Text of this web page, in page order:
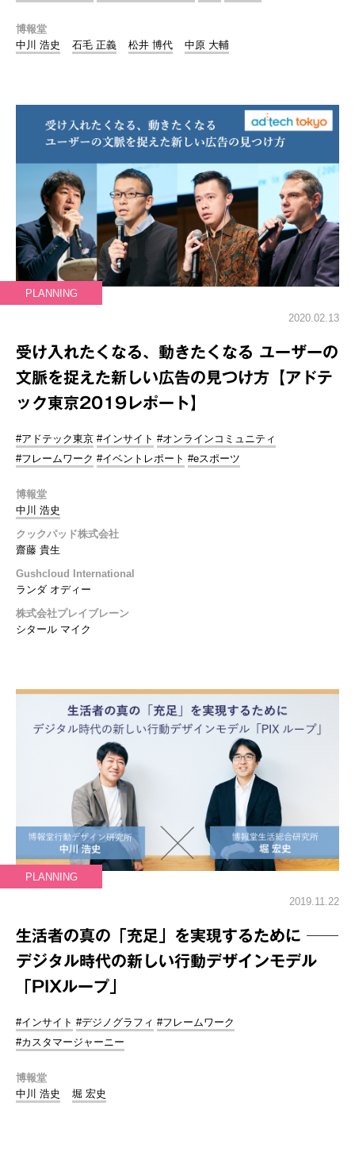
博報堂
中川 浩史
石毛 正義 松井 博代 中原 大輔
PLANNING
2020.02.13
受け入れたくなる、動きたくなる ユーザーの
文脈を捉えた新しい広告の見つけ方【アドテ
ック東京2019レポート】
#アドテック東京 #インサイト #オンラインコミュニティ
#フレームワーク #イベントレポート #eスポーツ
博報堂
中川 浩史
クックパッド株式会社
齋藤 貴生
Gushcloud International
ランダ オディー
株式会社プレイブレーン
シタール マイク
PLANNING
2019.11.22
生活者の真の「充足」を実現するために ──
デジタル時代の新しい行動デザインモデル
「PIXループ」
#インサイト #デジノグラフィ #フレームワーク
#カスタマージャーニー
博報堂
中川 浩史
堀 宏史